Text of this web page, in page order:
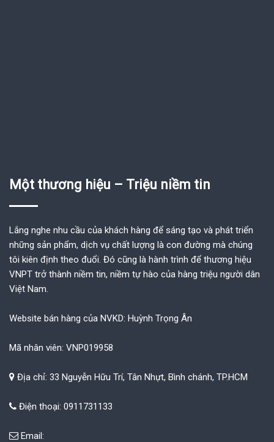
Một thương hiệu – Triệu niềm tin
Lắng nghe nhu cầu của khách hàng để sáng tạo và phát triển
những sản phẩm, dịch vụ chất lượng là con đường mà chúng
tôi kiên định theo đuổi. Đó cũng là hành trình để thương hiệu
VNPT trở thành niềm tin, niềm tự hào của hàng triệu người dân
Việt Nam.
Website bán hàng của NVKD: Huỳnh Trọng Ân
Mã nhân viên: VNP019958
Địa chỉ: 33 Nguyễn Hữu Trí, Tân Nhựt, Bình chánh, TP.HCM
Điện thoại: 0911731133
Email: